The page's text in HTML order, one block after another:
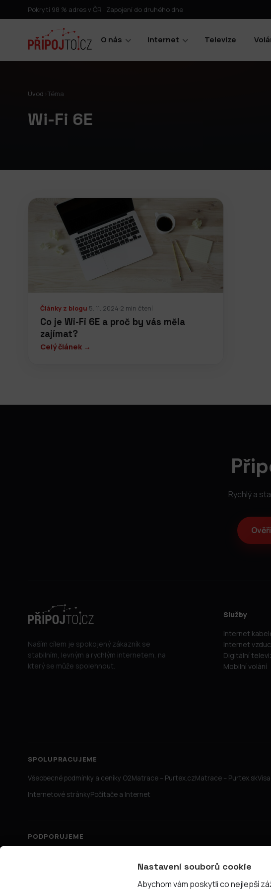
Pokrytí 98 % adres v ČR · Zapojení do druhého dne
O nás Internet Televize
Úvod Téma
Wi-Fi 6E
Články z blogu·5. 11. 2024·2 min čtení
Co je Wi-Fi 6E a proč by vás měla
zajímat?
Celý článek →
Rychlý a
Naším cílem je spokojený zákazník se
stabilním, levným a rychlým internetem, na
který se může spolehnout.
Služby
Internet
Internet
Digitální
Mobilní volání
SPOLUPRACUJEME
Všeobecné podmínky a ceníky O2Matrace – Purtex.czMatrace – Purtex.sk
Internetové stránkyPočítače a Internet
PODPORUJEME
© 2026 PřipojTo.cz — KUBE Units s.r.o., IČ 06731465
Nastavení souborů cookie
Abychom vám poskytli co nejlepší